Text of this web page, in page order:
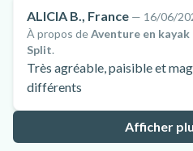
ALICIA B., France — 16/06/
À propos deAventure en
Split.
Très agréable, paisible et
différents
Afficher